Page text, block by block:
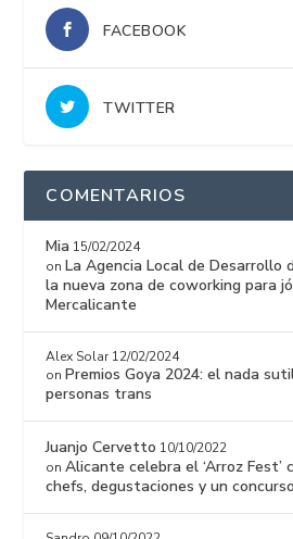
FACEBOOK
TWITTER
COMENTARIOS
Mia 15/02/2024
onLa Agencia Local de Desarrollo
la nueva zona de coworking para
Mercalicante
Alex Solar 12/02/2024
onPremios Goya 2024: el nada
personas trans
Juanjo Cervetto 10/10/2022
onAlicante celebra el ‘Arroz Fest’
chefs, degustaciones y un